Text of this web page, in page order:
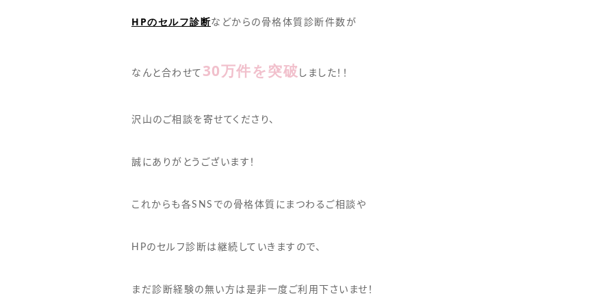
HPのセルフ診断などからの骨格体質診断件数が
なんと合わせて 30万件を突破 しました！！
沢山のご相談を寄せてくださり、
誠にありがとうございます！
これからも各SNSでの骨格体質にまつわるご相談や
HPのセルフ診断は継続していきますので、
まだ診断経験の無い方は是非一度ご利用下さいませ！